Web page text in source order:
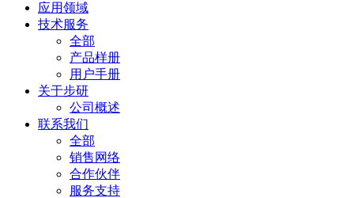
应用领域
技术服务
全部
产品样册
用户手册
关于步研
公司概述
联系我们
全部
销售网络
合作伙伴
服务支持